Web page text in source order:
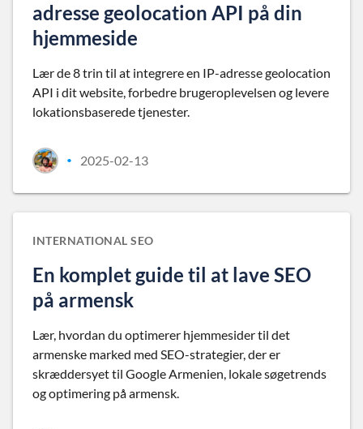
adresse geolocation API på din
hjemmeside
Lær de 8 trin til at integrere en IP-adresse geolocation
API i dit website, forbedre brugeroplevelsen og levere
lokationsbaserede tjenester.
• 2025-02-13
INTERNATIONAL SEO
En komplet guide til at lave SEO
på armensk
Lær, hvordan du optimerer hjemmesider til det
armenske marked med SEO-strategier, der er
skræddersyet til Google Armenien, lokale søgetrends
og optimering på armensk.